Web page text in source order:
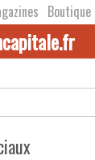
Boutique